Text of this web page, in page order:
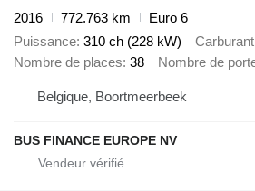
2016
772.763 km
Euro 6
Puissance 310 ch (228 kW) Carburant
Nombre de places 38 Nombre de
Belgique, Boortmeerbeek
BUS FINANCE EUROPE NV